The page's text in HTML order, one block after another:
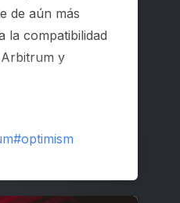
de aún más
la compatibilidad
y
#optimism